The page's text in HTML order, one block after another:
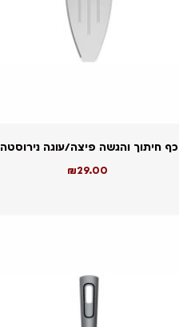
כף חיתוך והגשה פיצה/עוגה נירוסטה
29.00
₪